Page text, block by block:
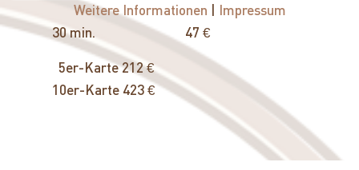
30 min. 47 €
5er-Karte 212 €
10er-Karte 423 €
Weitere Informationen Impressum